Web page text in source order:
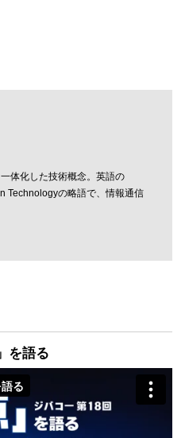
体化した技術概念。英語の
Technologyの略語で、情報通信
を語る